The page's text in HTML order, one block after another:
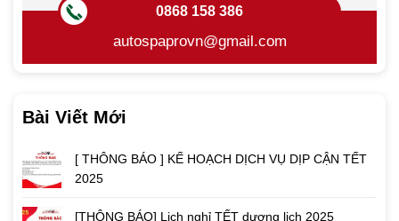
0868 158 386
autospaprovn@gmail.com
Bài Viết Mới
[ THÔNG BÁO ] KẾ HOẠCH DỊCH VỤ DỊP CẬN TẾT
2025
[THÔNG BÁO] Lịch nghỉ TẾT dương lịch 2025